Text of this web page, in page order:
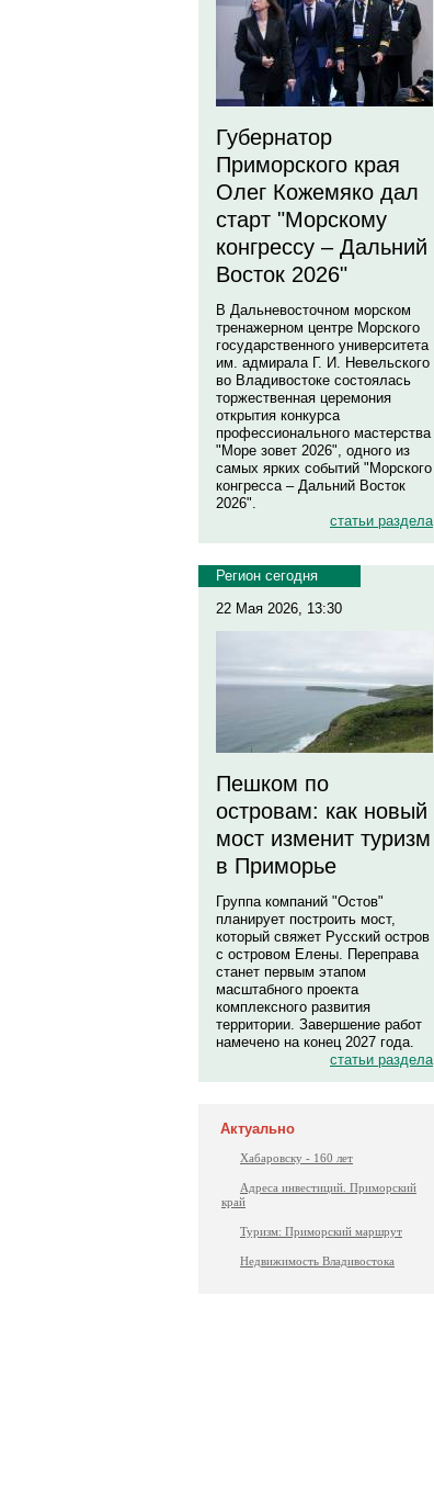
Губернатор
Приморского края
Олег Кожемяко дал
старт "Морскому
конгрессу – Дальний
Восток 2026"
В Дальневосточном морском
тренажерном центре Морского
государственного университета
им. адмирала Г. И. Невельского
во Владивостоке состоялась
торжественная церемония
открытия конкурса
профессионального мастерства
"Море зовет 2026", одного из
самых ярких событий "Морского
конгресса – Дальний Восток
2026".
статьи раздела
Регион сегодня
22 Мая 2026, 13:30
Пешком по
островам: как новый
мост изменит туризм
в Приморье
Группа компаний "Остов"
планирует построить мост,
который свяжет Русский остров
с островом Елены. Переправа
станет первым этапом
масштабного проекта
комплексного развития
территории. Завершение работ
намечено на конец 2027 года.
статьи раздела
Актуально
Хабаровску - 160 лет
Адреса инвестиций. Приморский
край
Туризм: Приморский маршрут
Недвижимость Владивостока